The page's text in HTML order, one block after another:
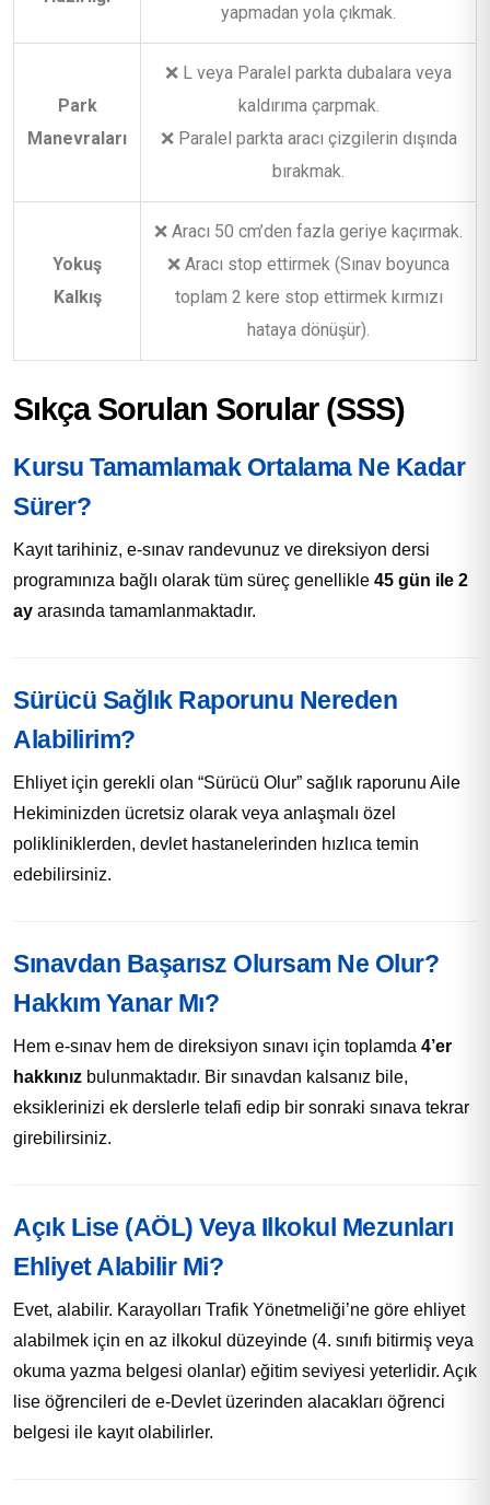
yapmadan yola çıkmak.
Park
Manevraları
❌ L veya Paralel parkta dubalara veya
kaldırıma çarpmak.
❌ Paralel parkta aracı çizgilerin dışında
bırakmak.
Yokuş
Kalkış
❌ Aracı 50 cm’den fazla geriye kaçırmak.
❌ Aracı stop ettirmek (Sınav boyunca
toplam 2 kere stop ettirmek kırmızı
hataya dönüşür).
Sıkça Sorulan Sorular (SSS)
Kursu Tamamlamak Ortalama Ne Kadar
Sürer?
Kayıt tarihiniz, e-sınav randevunuz ve direksiyon dersi
programınıza bağlı olarak tüm süreç genellikle 45 gün ile 2
ay arasında tamamlanmaktadır.
Sürücü Sağlık Raporunu Nereden
Alabilirim?
Ehliyet için gerekli olan “Sürücü Olur” sağlık raporunu Aile
Hekiminizden ücretsiz olarak veya anlaşmalı özel
polikliniklerden, devlet hastanelerinden hızlıca temin
edebilirsiniz.
Sınavdan Başarısz Olursam Ne Olur?
Hakkım Yanar Mı?
Hem e-sınav hem de direksiyon sınavı için toplamda 4’er
hakkınız bulunmaktadır. Bir sınavdan kalsanız bile,
eksiklerinizi ek derslerle telafi edip bir sonraki sınava tekrar
girebilirsiniz.
Açık Lise (AÖL) Veya Ilkokul Mezunları
Ehliyet Alabilir Mi?
Evet, alabilir. Karayolları Trafik Yönetmeliği’ne göre ehliyet
alabilmek için en az ilkokul düzeyinde (4. sınıfı bitirmiş veya
okuma yazma belgesi olanlar) eğitim seviyesi yeterlidir. Açık
lise öğrencileri de e-Devlet üzerinden alacakları öğrenci
belgesi ile kayıt olabilirler.